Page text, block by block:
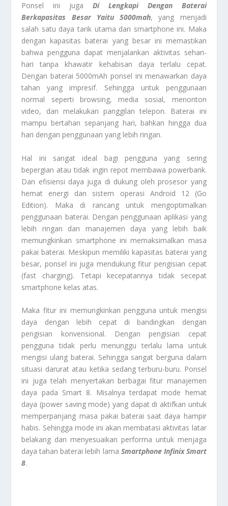
Ponsel ini juga Di Lengkapi Dengan Baterai
Berkapasitas Besar Yaitu 5000mah, yang menjadi
salah satu daya tarik utama dari smartphone ini. Maka
dengan kapasitas baterai yang besar ini memastikan
bahwa pengguna dapat menjalankan aktivitas sehari-
hari tanpa khawatir kehabisan daya terlalu cepat.
Dengan baterai 5000mAh ponsel ini menawarkan daya
tahan yang impresif. Sehingga untuk penggunaan
normal seperti browsing, media sosial, menonton
video, dan melakukan panggilan telepon. Baterai ini
mampu bertahan sepanjang hari, bahkan hingga dua
hari dengan penggunaan yang lebih ringan.
Hal ini sangat ideal bagi pengguna yang sering
bepergian atau tidak ingin repot membawa powerbank.
Dan efisiensi daya juga di dukung oleh prosesor yang
hemat energi dan sistem operasi Android 12 (Go
Edition). Maka di rancang untuk mengoptimalkan
penggunaan baterai. Dengan penggunaan aplikasi yang
lebih ringan dan manajemen daya yang lebih baik
memungkinkan smartphone ini memaksimalkan masa
pakai baterai. Meskipun memiliki kapasitas baterai yang
besar, ponsel ini juga mendukung fitur pengisian cepat
(fast charging). Tetapi kecepatannya tidak secepat
smartphone kelas atas.
Maka fitur ini memungkinkan pengguna untuk mengisi
daya dengan lebih cepat di bandingkan dengan
pengisian konvensional. Dengan pengisian cepat
pengguna tidak perlu menunggu terlalu lama untuk
mengisi ulang baterai. Sehingga sangat berguna dalam
situasi darurat atau ketika sedang terburu-buru. Ponsel
ini juga telah menyertakan berbagai fitur manajemen
daya pada Smart 8. Misalnya terdapat mode hemat
daya (power saving mode) yang dapat di aktifkan untuk
memperpanjang masa pakai baterai saat daya hampir
habis. Sehingga mode ini akan membatasi aktivitas latar
belakang dan menyesuaikan performa untuk menjaga
daya tahan baterai lebih lama Smartphone Infinix Smart
8.